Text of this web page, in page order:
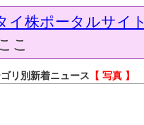
イ株ポータルサイト
こ
リ別新着ニュース 【 写真 】